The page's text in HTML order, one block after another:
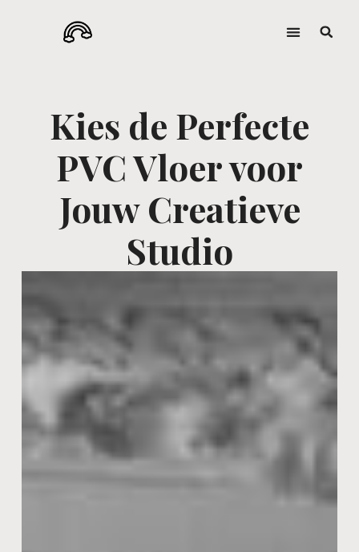
Kies de Perfecte
PVC Vloer voor
Jouw Creatieve
Studio